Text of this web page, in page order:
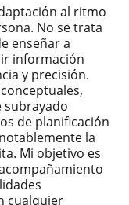
al ritmo
No se trata
enseñar a
información
y precisión.
subrayado
de planificación
la
Mi objetivo es
cualquier